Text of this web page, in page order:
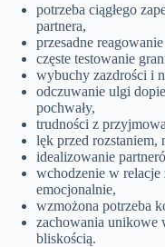
potrzeba ciągłego
partnera,
przesadne
częste testowanie
wybuchy zazdrości i
odczuwanie ulgi
pochwały,
trudności z
lęk przed
idealizowanie
wchodzenie w relacje
emocjonalnie,
wzmożona potrzeba
zachowania unikowe
bliskością.